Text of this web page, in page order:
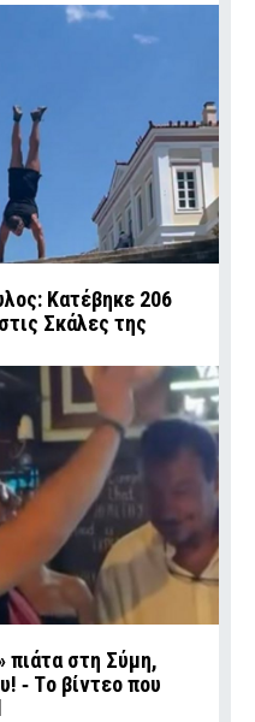
Κατέβηκε 206
Σκάλες της
πιάτα στη Σύμη,
‑ Tο βίντεο που